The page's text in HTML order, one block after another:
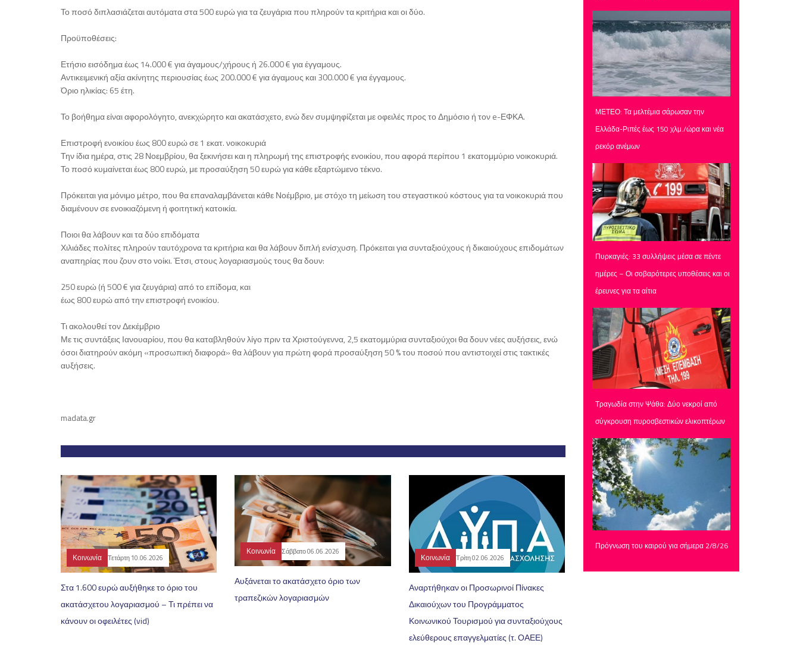
Το ποσό διπλασιάζεται αυτόματα στα 500 ευρώ για τα ζευγάρια που πληρούν τα κριτήρια και οι δύο.
Προϋποθέσεις:
Ετήσιο εισόδημα έως 14.000 € για άγαμους/χήρους ή 26.000 € για έγγαμους.
Αντικειμενική αξία ακίνητης περιουσίας έως 200.000 € για άγαμους και 300.000 € για έγγαμους.
Όριο ηλικίας: 65 έτη.
Το βοήθημα είναι αφορολόγητο, ανεκχώρητο και ακατάσχετο, ενώ δεν συμψηφίζεται με οφειλές προς το Δημόσιο ή τον e-ΕΦΚΑ.
Επιστροφή ενοικίου έως 800 ευρώ σε 1 εκατ. νοικοκυριά
Την ίδια ημέρα, στις 28 Νοεμβρίου, θα ξεκινήσει και η πληρωμή της επιστροφής ενοικίου, που αφορά περίπου 1 εκατομμύριο νοικοκυριά.
Το ποσό κυμαίνεται έως 800 ευρώ, με προσαύξηση 50 ευρώ για κάθε εξαρτώμενο τέκνο.
Πρόκειται για μόνιμο μέτρο, που θα επαναλαμβάνεται κάθε Νοέμβριο, με στόχο τη μείωση του στεγαστικού κόστους για τα νοικοκυριά που
διαμένουν σε ενοικιαζόμενη ή φοιτητική κατοικία.
Ποιοι θα λάβουν και τα δύο επιδόματα
Χιλιάδες πολίτες πληρούν ταυτόχρονα τα κριτήρια και θα λάβουν διπλή ενίσχυση. Πρόκειται για συνταξιούχους ή δικαιούχους επιδομάτων
αναπηρίας που ζουν στο νοίκι. Έτσι, στους λογαριασμούς τους θα δουν:
250 ευρώ (ή 500 € για ζευγάρια) από το επίδομα, και
έως 800 ευρώ από την επιστροφή ενοικίου.
Τι ακολουθεί τον Δεκέμβριο
Με τις συντάξεις Ιανουαρίου, που θα καταβληθούν λίγο πριν τα Χριστούγεννα, 2,5 εκατομμύρια συνταξιούχοι θα δουν νέες αυξήσεις, ενώ
όσοι διατηρούν ακόμη «προσωπική διαφορά» θα λάβουν για πρώτη φορά προσαύξηση 50 % του ποσού που αντιστοιχεί στις τακτικές
αυξήσεις.
madata.gr
Κοινωνία Τετάρτη 10.06.2026
Στα 1.600 ευρώ αυξήθηκε το όριο του
ακατάσχετου λογαριασμού – Τι πρέπει να
κάνουν οι οφειλέτες (vid)
Κοινωνία Σάββατο 06.06.2026
Αυξάνεται το ακατάσχετο όριο των
τραπεζικών λογαριασμών
Κοινωνία Τρίτη 02.06.2026
Αναρτήθηκαν οι Προσωρινοί Πίνακες
Δικαιούχων του Προγράμματος
Κοινωνικού Τουρισμού για συνταξιούχους
ελεύθερους επαγγελματίες (τ. ΟΑΕΕ)
ΜΕΤΕΟ: Τα μελτέμια σάρωσαν την
Ελλάδα-Ριπές έως 150 χλμ./ώρα και νέα
ρεκόρ ανέμων
Πυρκαγιές: 33 συλλήψεις μέσα σε πέντε
ημέρες – Οι σοβαρότερες υποθέσεις και οι
έρευνες για τα αίτια
Τραγωδία στην Ψάθα: Δύο νεκροί από
σύγκρουση πυροσβεστικών ελικοπτέρων
Πρόγνωση του καιρού για σήμερα 2/8/26